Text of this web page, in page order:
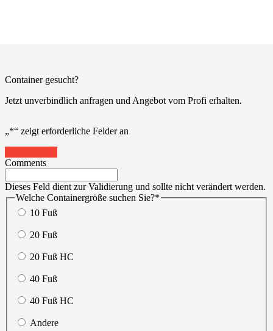
Container gesucht?
Jetzt unverbindlich anfragen und Angebot vom Profi erhalten.
„*“ zeigt erforderliche Felder an
Comments
Dieses Feld dient zur Validierung und sollte nicht verändert werden.
Welche Containergröße suchen Sie?*
10 Fuß
20 Fuß
20 Fuß HC
40 Fuß
40 Fuß HC
Andere